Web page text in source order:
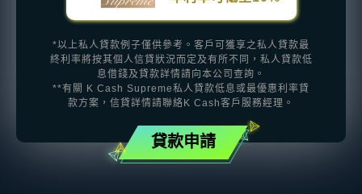
*以上私人貸款例子僅供參考。客戶可獲享之私人貸款最
終利率將按其個人信貸狀況而定及有所不同，私人貸款低
息借錢及貸款詳情請向本公司查詢。
**有關 K Cash Supreme私人貸款低息或最優惠利率貸
款方案，信貸詳情請聯絡K Cash客戶服務經理。
貸款申請